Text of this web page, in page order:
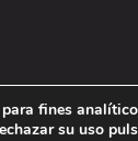
fines
su uso